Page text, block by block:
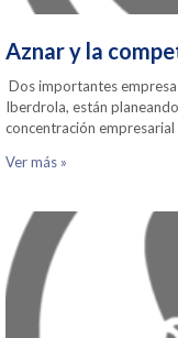
Aznar y la
Dos importantes
Iberdrola, están
concentración empresarial
Ver más »